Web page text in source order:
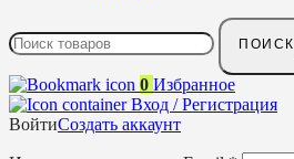
ПОИСК
0 Избранное
Вход / Регистрация
ВойтиСоздать аккаунт